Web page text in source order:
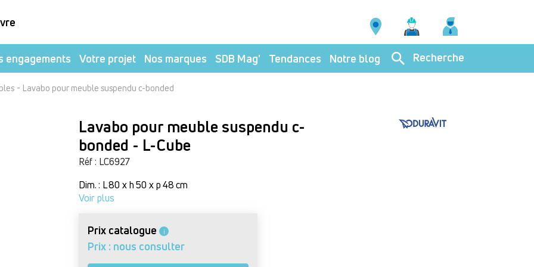
engagements Votre projet Nos marques SDB Mag' Tendances Notre blog Recherche
- Lavabo pour meuble suspendu c-bonded
Lavabo pour meuble suspendu c-
bonded - L-Cube
Réf : LC6927
Dim. : L 80 x h 50 x p 48 cm
Voir plus
Prix catalogue i
Prix : nous consulter